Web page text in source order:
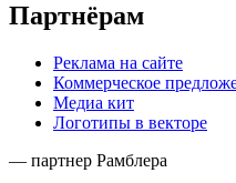
Партнёрам
Реклама на сайте
Коммерческое
Медиа кит
Логотипы в векторе
— партнер Рамблера